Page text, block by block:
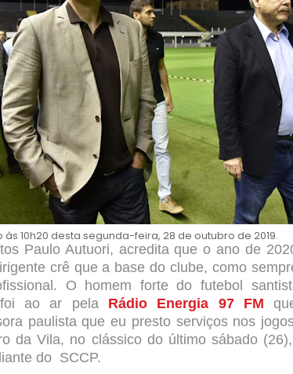
às 10h20 desta segunda-feira, 28 de outubro de 2019.
Paulo Autuori, acredita que o ano de
crê que a base do clube, como
O homem forte do futebol
foi ao ar pela Rádio Energia 97 FM
paulista que eu presto serviços nos
da Vila, no clássico do último sábado
do SCCP.